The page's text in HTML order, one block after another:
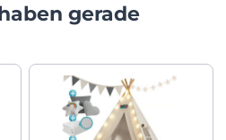
gerade